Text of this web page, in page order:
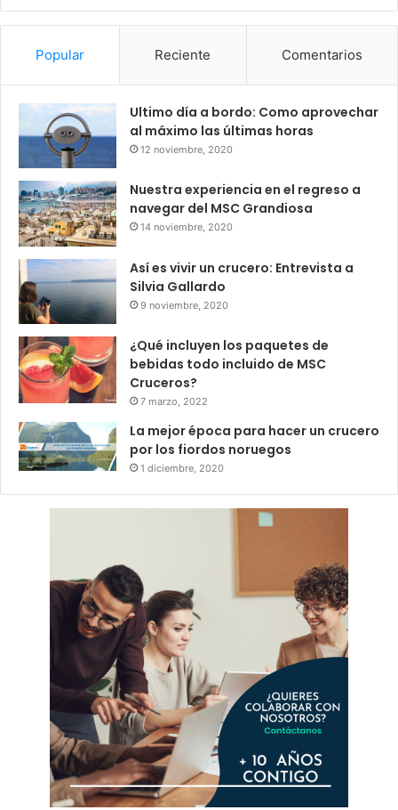
Popular Reciente Comentarios
Ultimo día a bordo: Como aprovechar
al máximo las últimas horas
12 noviembre, 2020
Nuestra experiencia en el regreso a
navegar del MSC Grandiosa
14 noviembre, 2020
Así es vivir un crucero: Entrevista a
Silvia Gallardo
9 noviembre, 2020
¿Qué incluyen los paquetes de
bebidas todo incluido de MSC
Cruceros?
7 marzo, 2022
La mejor época para hacer un crucero
por los fiordos noruegos
1 diciembre, 2020